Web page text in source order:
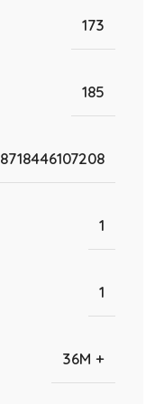
173
185
8718446107208
1
1
36M +